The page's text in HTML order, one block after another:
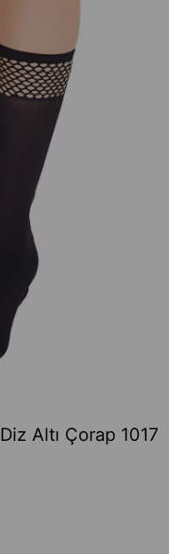
Altı Çorap 1017